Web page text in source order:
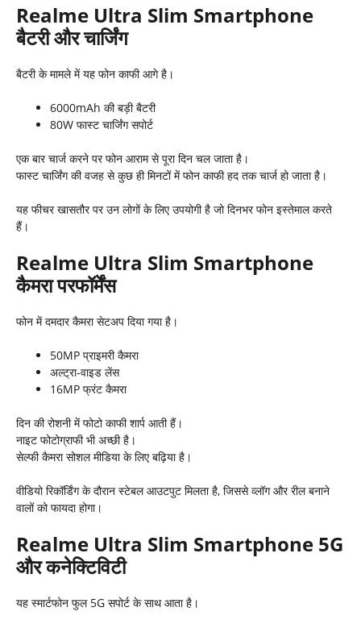
Realme Ultra Slim Smartphone
बैटरी और चार्जिंग
बैटरी के मामले में यह फोन काफी आगे है।
6000mAh की बड़ी बैटरी
80W फास्ट चार्जिंग सपोर्ट
एक बार चार्ज करने पर फोन आराम से पूरा दिन चल जाता है।
फास्ट चार्जिंग की वजह से कुछ ही मिनटों में फोन काफी हद तक चार्ज हो जाता है।
यह फीचर खासतौर पर उन लोगों के लिए उपयोगी है जो दिनभर फोन इस्तेमाल करते
हैं।
Realme Ultra Slim Smartphone
कैमरा परफॉर्मेंस
फोन में दमदार कैमरा सेटअप दिया गया है।
50MP प्राइमरी कैमरा
अल्ट्रा-वाइड लेंस
16MP फ्रंट कैमरा
दिन की रोशनी में फोटो काफी शार्प आती हैं।
नाइट फोटोग्राफी भी अच्छी है।
सेल्फी कैमरा सोशल मीडिया के लिए बढ़िया है।
वीडियो रिकॉर्डिंग के दौरान स्टेबल आउटपुट मिलता है, जिससे व्लॉग और रील बनाने
वालों को फायदा होगा।
Realme Ultra Slim Smartphone 5G
और कनेक्टिविटी
यह स्मार्टफोन फुल 5G सपोर्ट के साथ आता है।